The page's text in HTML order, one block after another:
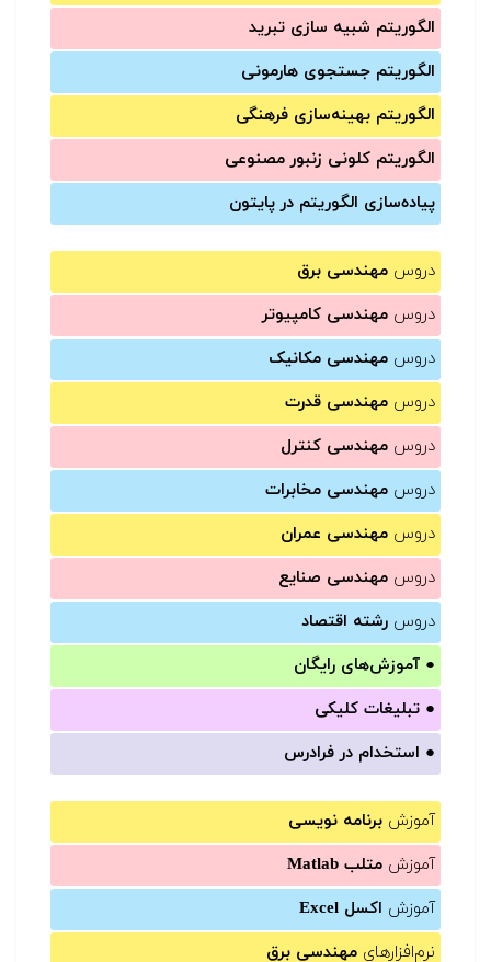
الگوریتم شبیه سازی تبرید
الگوریتم جستجوی هارمونی
الگوریتم بهینه‌سازی فرهنگی
الگوریتم کلونی زنبور مصنوعی
پیاده‌سازی الگوریتم در پایتون
دروس مهندسی برق
دروس مهندسی کامپیوتر
دروس مهندسی مکانیک
دروس مهندسی قدرت
دروس مهندسی کنترل
دروس مهندسی مخابرات
دروس مهندسی عمران
دروس مهندسی صنایع
دروس رشته اقتصاد
● آموزش‌های رایگان
● تبلیغات کلیکی
● استخدام در فرادرس
آموزش برنامه نویسی
آموزش متلب Matlab
آموزش اکسل Excel
نرم‌افزارهای مهندسی برق